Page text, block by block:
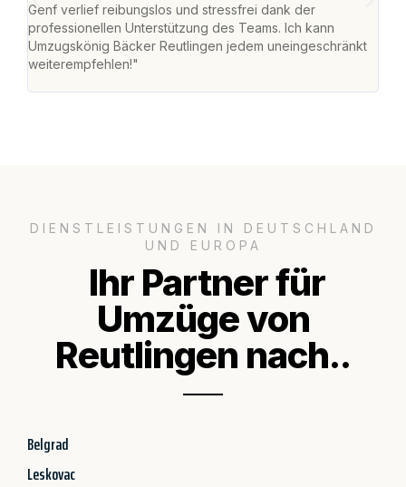
Genf verlief reibungslos und stressfrei dank der
professionellen Unterstützung des Teams. Ich kann
Umzugskönig Bäcker Reutlingen jedem uneingeschränkt
weiterempfehlen!"
DIENSTLEISTUNGEN IN DEUTSCHLAND
UND EUROPA
Ihr Partner für
Umzüge von
Reutlingen nach..
Belgrad
Leskovac